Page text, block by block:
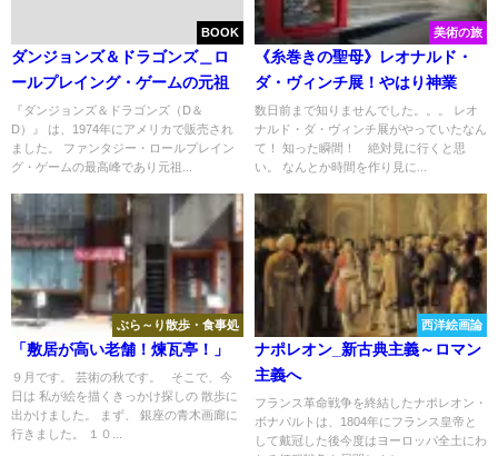
BOOK
ダンジョンズ＆ドラゴンズ＿ロ
ールプレイング・ゲームの元祖
『ダンジョンズ＆ドラゴンズ（D＆
D）』 は、1974年にアメリカで販売され
ました。 ファンタジー・ロールプレイン
グ・ゲームの最高峰であり元祖...
美術の旅
《糸巻きの聖母》レオナルド・
ダ・ヴィンチ展！やはり神業
数日前まで知りませんでした。。。 レオ
ナルド・ダ・ヴィンチ展がやっていたなん
て！ 知った瞬間！ 絶対見に行くと思
い。 なんとか時間を作り見に...
ぶら～り散歩・食事処
「敷居が高い老舗！煉瓦亭！」
９月です。 芸術の秋です。 そこで、今
日は 私が絵を描くきっかけ探しの 散歩に
出かけました。 まず、 銀座の青木画廊に
行きました。 １０...
西洋絵画論
ナポレオン_新古典主義～ロマン
主義へ
フランス革命戦争を終結したナポレオン・
ボナパルトは、1804年にフランス皇帝と
して戴冠した後今度はヨーロッパ全土にわ